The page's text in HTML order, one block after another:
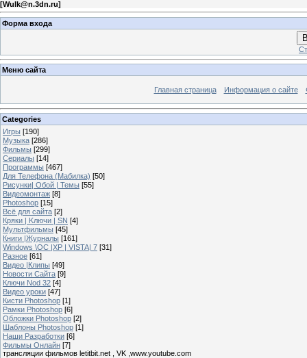
[Wulk@n.3dn.ru]
Форма входа
Меню сайта
Главная страница Информация о сайте
Categories
Игры [190]
Музыка [286]
Фильмы [299]
Сериалы [14]
Программы [467]
Для Телефона (Мабилка) [50]
Рисунки| Обой | Темы [55]
Видеомонтаж [8]
Photoshop [15]
Всё для сайта [2]
Кряки | Kлючи | SN [4]
Мультфильмы [45]
Книги |Журналы [161]
Windows \OC |XP | VISTA| 7 [31]
Разное [61]
Видео |Клипы [49]
Новости Сайта [9]
Ключи Nod 32 [4]
Видео уроки [47]
Кисти Photoshop [1]
Рамки Photoshop [6]
Обложки Photoshop [2]
Шаблоны Photoshop [1]
Наши Разработки [6]
Фильмы Онлайн [7]
трансляции фильмов letitbit.net , VK ,www.youtube.com